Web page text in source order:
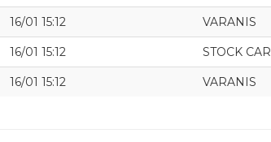
16/01 15:12 VARANIS
16/01 15:12 STOCK CAR
16/01 15:12 VARANIS